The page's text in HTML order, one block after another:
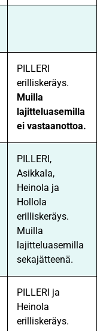
PILLERI
erilliskeräys.
Muilla
lajitteluasemilla
ei vastaanottoa.
PILLERI,
Asikkala,
Heinola ja
Hollola
erilliskeräys.
Muilla
lajitteluasemilla
sekajätteenä.
PILLERI ja
Heinola
erilliskeräys.